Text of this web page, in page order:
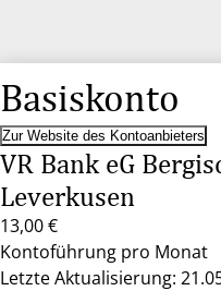
Basiskonto
Zur Website des Kontoanbieters
VR Bank eG
Leverkusen
13,00 €
Kontoführung pro Monat
Letzte Aktualisierung: